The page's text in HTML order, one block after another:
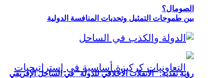
بين طموحات التمثيل وتحديات المنافسة الدولية
الصومال؟
رؤية نقدية: “الانقلاب الأخلاقي للدولة” في الساحل الإفريقي